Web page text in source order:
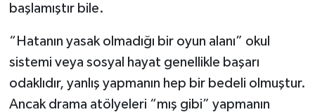
başlamıştır bile.
“Hatanın yasak olmadığı bir oyun alanı” okul
sistemi veya sosyal hayat genellikle başarı
odaklıdır, yanlış yapmanın hep bir bedeli olmuştur.
Ancak drama atölyeleri “mış gibi” yapmanın